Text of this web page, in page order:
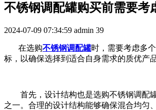
不锈钢调配罐购买前需要考
2024-07-09 07:34:59 admin 39
在选购不锈钢调配罐时，需要考虑多
标，以确保选择到适合自身需求的质优产品
首先，设计结构也是选购不锈钢调配
之一。合理的设计结构能够确保混合均匀